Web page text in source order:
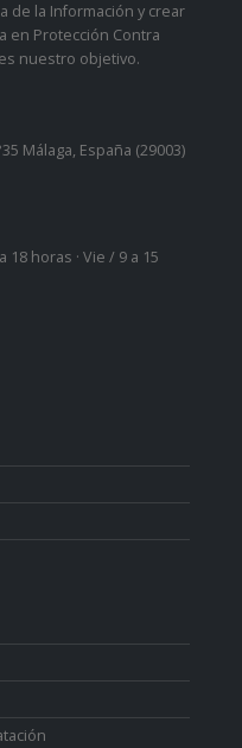
de la Información y crear
en Protección Contra
nuestro objetivo.
Málaga, España (29003)
18 horas · Vie / 9 a 15